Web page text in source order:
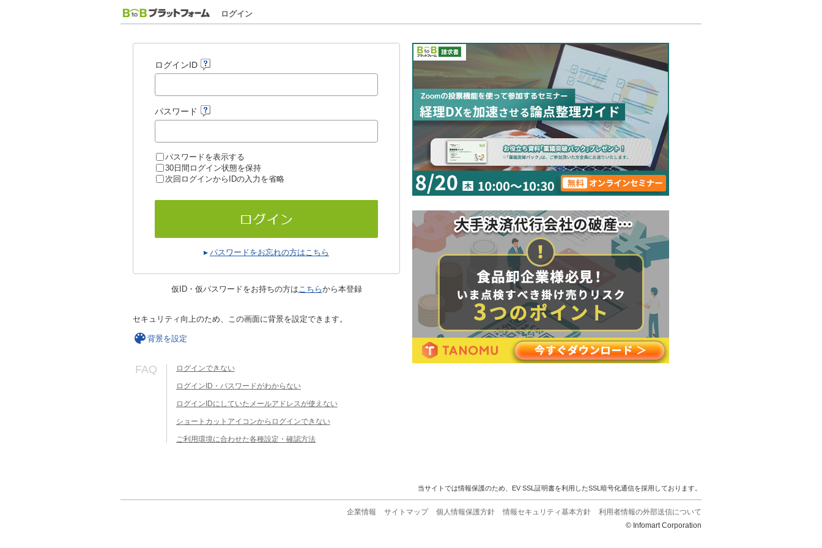
ログイン
ログインID
パスワード
パスワードを表示する
30日間ログイン状態を保持
次回ログインからIDの入力を省略
パスワードをお忘れの方はこちら
仮ID・仮パスワードをお持ちの方はこちらから本登録
セキュリティ向上のため、この画面に背景を設定できます。
背景を設定
FAQ ログインできない
ログインID・パスワードがわからない
ログインIDにしていたメールアドレスが使えない
ショートカットアイコンからログインできない
ご利用環境に合わせた各種設定・確認方法
当サイトでは情報保護のため、EV SSL証明書を利用したSSL暗号化通信を採用しております。
企業情報 サイトマップ 個人情報保護方針 情報セキュリティ基本方針
利用者情報の外部送信について
© Infomart Corporation